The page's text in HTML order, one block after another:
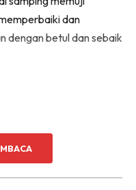
dan
dengan betul dan sebaik